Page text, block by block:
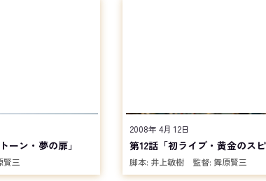
ーン・夢の扉」
賢三
2008年 4月 12日
第12話「初ライブ・黄金のス
脚本: 井上敏樹 監督: 舞原賢三